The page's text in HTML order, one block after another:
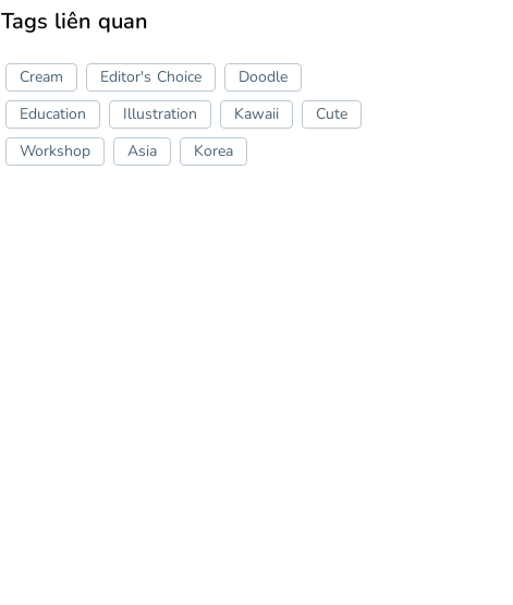
Tags liên quan
Cream Editor's Choice
Doodle
Education
Illustration Kawaii
Cute
Workshop
Asia Korea